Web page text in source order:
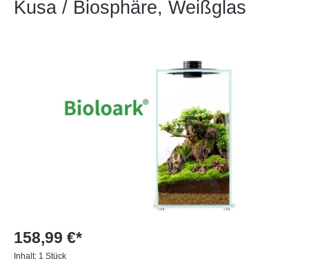
Kusa / Biosphäre, Weißglas
158,99 €*
Inhalt: 1 Stück